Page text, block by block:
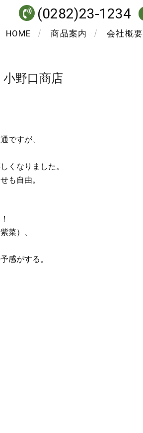
HOME 商品案内 会社概要
(0282)23-1234
野口商店
ですが、
くなりました。
も自由。
菜）、
感がする。